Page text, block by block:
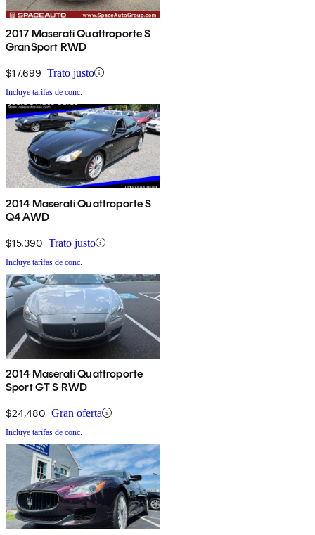
2017 Maserati Quattroporte S
GranSport RWD
$17,699 Trato justo
Incluye tarifas de conc.
2014 Maserati Quattroporte S
Q4 AWD
$15,390 Trato justo
Incluye tarifas de conc.
2014 Maserati Quattroporte
Sport GT S RWD
$24,480 Gran oferta
Incluye tarifas de conc.